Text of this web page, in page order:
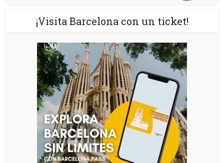
¡Visita Barcelona con un ticket!